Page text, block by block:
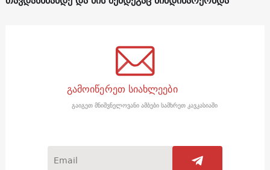
გამოიწერეთ სიახლეები
გაიგეთ მნიშვნელოვანი ამბები სამხრეთ კავკასიაში